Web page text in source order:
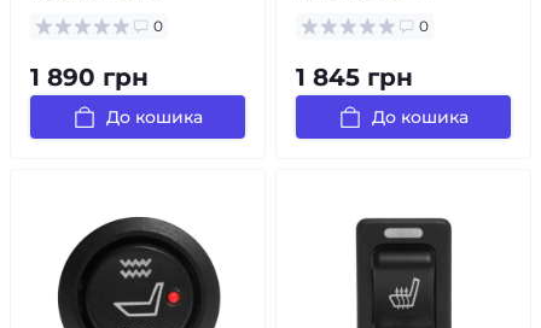
0
1 890 грн
До кошика
0
1 845 грн
До кошика